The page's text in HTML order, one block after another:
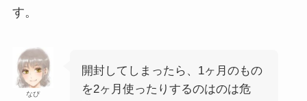
す。
なぴ
開封してしまったら、1ヶ月のもの
を2ヶ月使ったりするのはのは危